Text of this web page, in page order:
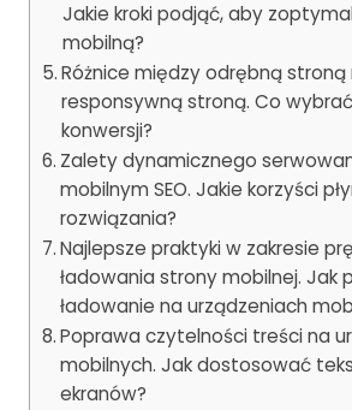
Jakie kroki podjąć, aby
mobilną?
Różnice między odrębną stroną
responsywną stroną. Co
konwersji?
Zalety dynamicznego
mobilnym SEO. Jakie korzyści
rozwiązania?
Najlepsze praktyki w zakresie
ładowania strony mobilnej. Jak
ładowanie na urządzeniach
Poprawa czytelności treści na
mobilnych. Jak dostosować
ekranów?